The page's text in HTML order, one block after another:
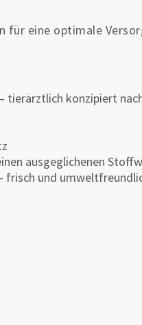
für eine optimale
konzipiert
ausgeglichenen
frisch und